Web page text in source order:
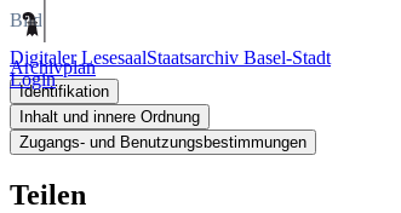
Digitaler LesesaalStaatsarchiv Basel-Stadt
Login
Bild
Archivplan
Identifikation
Inhalt und innere Ordnung
Zugangs- und Benutzungsbestimmungen
Teilen